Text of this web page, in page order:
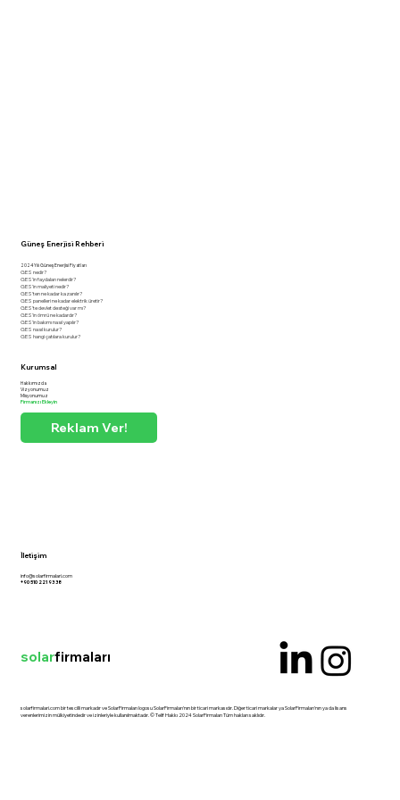
solarfirmalari.com bir tescilli markadır ve SolarFirmaları logosu SolarFirmaları'nın bir ticari markasıdır. Diğer ticari markalar ya SolarFirmaları'nın ya da lisans
verenlerimizin mülkiyetindedir ve izinleriyle kullanılmaktadır. © Telif Hakkı 2024 SolarFirmaları Tüm hakları saklıdır.
solarfirmaları
Kurumsal
Hakkımızda
Vizyonumuz
Misyonumuz
Firmanızı Ekleyin
Reklam Ver!
Güneş Enerjisi Rehberi
2024 Yılı Güneş Enerjisi Fiyatları
GES nedir?
GES'in faydaları nelerdir?
GES'in maliyeti nedir?
GES'ten ne kadar kazanılır?
GES panelleri ne kadar elektrik üretir?
GES'te devlet desteği var mı?
GES'in ömrü ne kadardır?
GES'in bakımı nasıl yapılır?
GES nasıl kurulur?
GES hangi çatılara kurulur?
İletişim
info@solarfirmalari.com
+90 510 221 93 38